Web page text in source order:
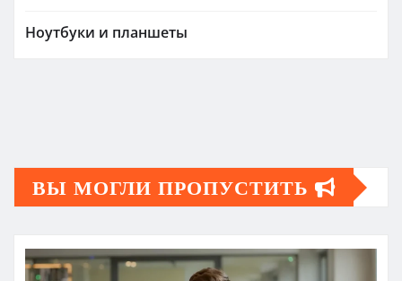
Ноутбуки и планшеты
ВЫ МОГЛИ ПРОПУСТИТЬ